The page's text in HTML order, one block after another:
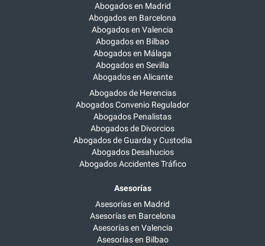
Abogados en Madrid
Abogados en Barcelona
Abogados en Valencia
Abogados en Bilbao
Abogados en Málaga
Abogados en Sevilla
Abogados en Alicante
Abogados de Herencias
Abogados Convenio Regulador
Abogados Penalistas
Abogados de Divorcios
Abogados de Guarda y Custodia
Abogados Desahucios
Abogados Accidentes Tráfico
Asesorías
Asesorías en Madrid
Asesorías en Barcelona
Asesorías en Valencia
Asesorías en Bilbao